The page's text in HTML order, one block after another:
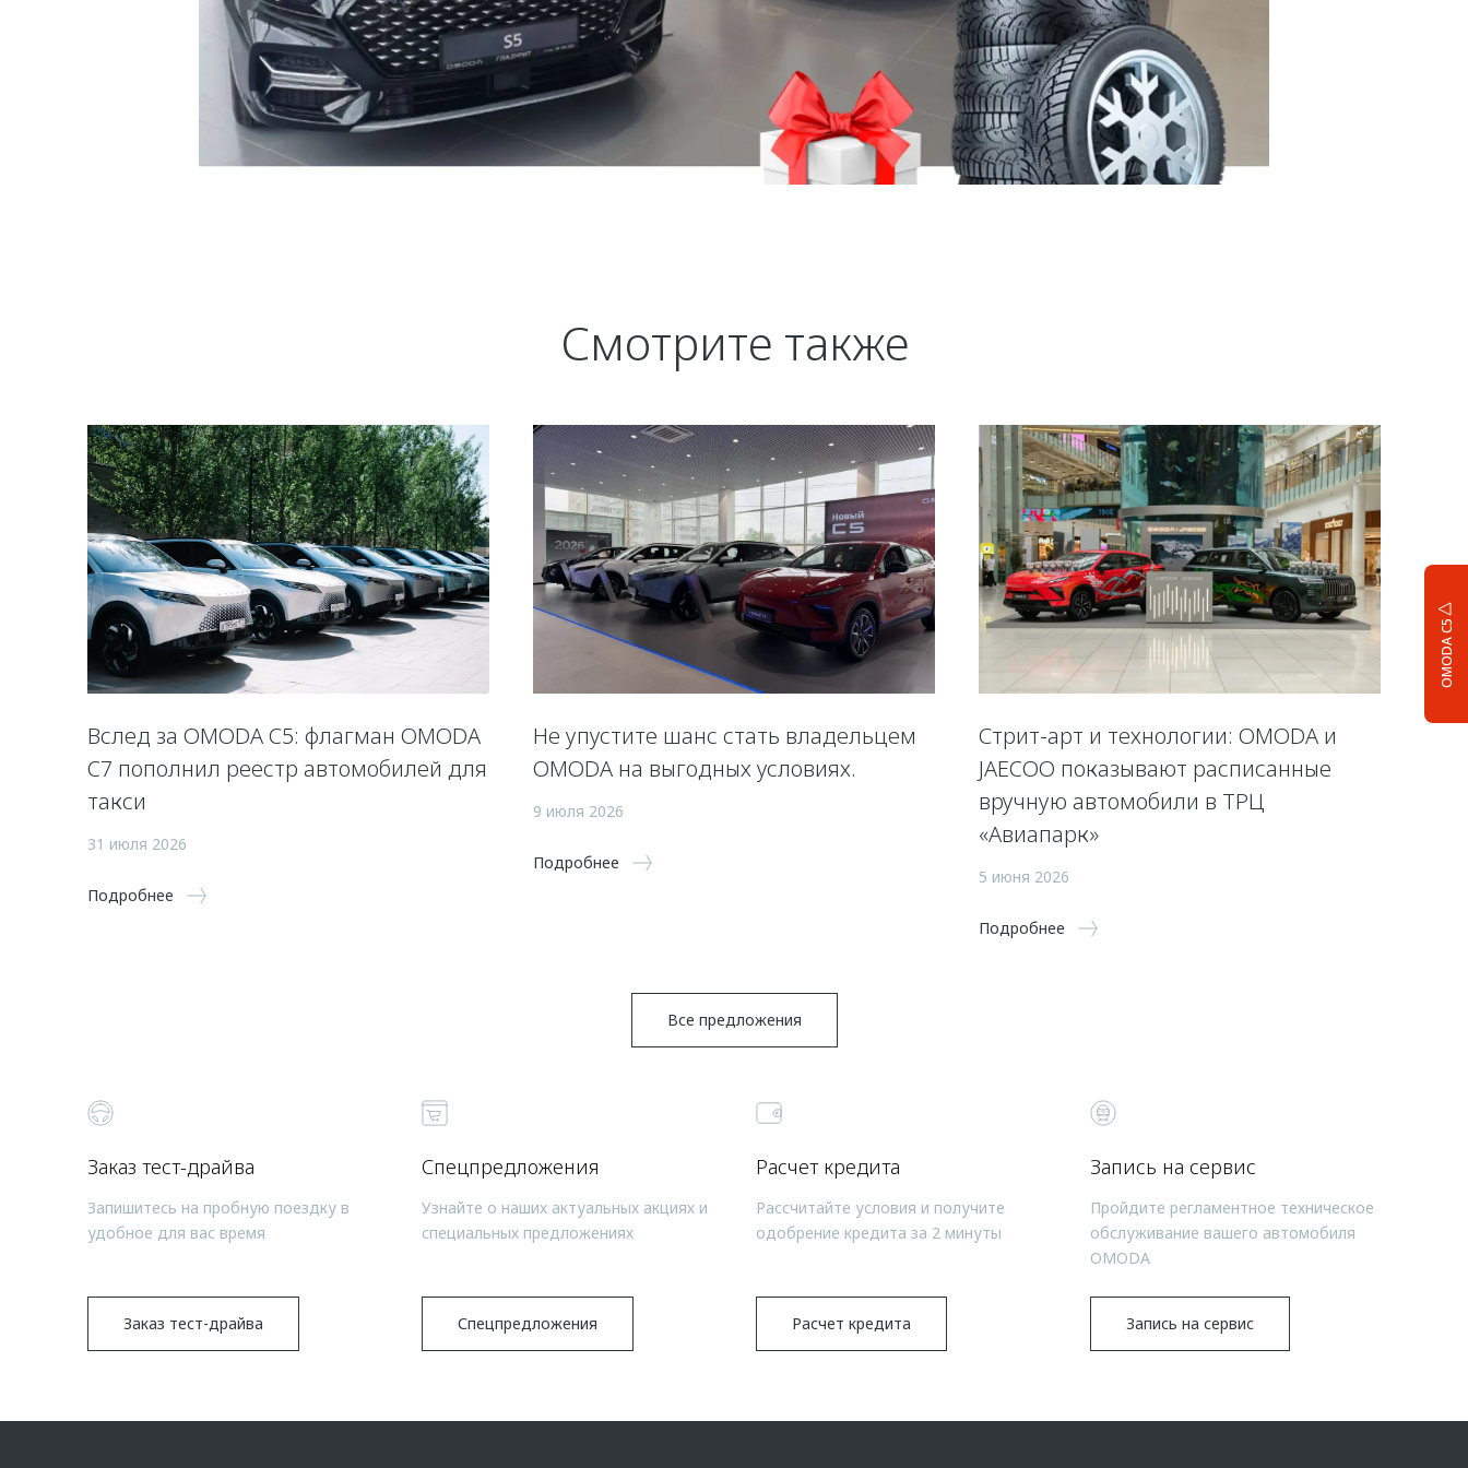
OMODA C5
Смотрите также
Вслед за OMODA C5: флагман OMODA
C7 пополнил реестр автомобилей для
такси
31 июля 2026
Подробнее
Не упустите шанс стать владельцем
OMODA на выгодных условиях.
9 июля 2026
Подробнее
Стрит-арт и технологии: OMODA и
JAECOO показывают расписанные
вручную автомобили в ТРЦ
«Авиапарк»
5 июня 2026
Подробнее
Все предложения
Заказ тест-драйва
Запишитесь на пробную поездку в
удобное для вас время
Заказ тест-драйва
Спецпредложения
Узнайте о наших актуальных акциях и
специальных предложениях
Спецпредложения
Расчет кредита
Рассчитайте условия и получите
одобрение кредита за 2 минуты
Расчет кредита
Запись на сервис
Пройдите регламентное техническое
обслуживание вашего автомобиля
OMODA
Запись на сервис